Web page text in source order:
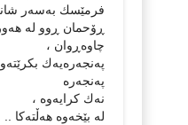
فرمێسك به‌سه‌ر
ڕۆحمان ڕوو له‌
چاوه‌ڕوان ،
په‌نجه‌ره‌یه‌ك
په‌نجه‌ره‌
نه‌ك كرایه‌وه‌ ،
له‌ بێخه‌وه‌ هه‌ڵته‌كا ..